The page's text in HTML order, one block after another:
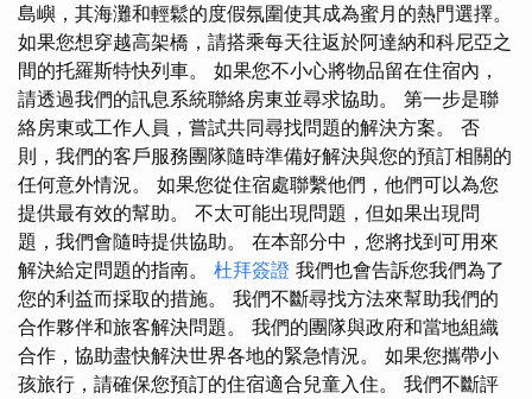
島嶼，其海灘和輕鬆的度假氛圍使其成為蜜月的熱門選擇。
如果您想穿越高架橋，請搭乘每天往返於阿達納和科尼亞之
間的托羅斯特快列車。 如果您不小心將物品留在住宿內，
請透過我們的訊息系統聯絡房東並尋求協助。 第一步是聯
絡房東或工作人員，嘗試共同尋找問題的解決方案。 否
則，我們的客戶服務團隊隨時準備好解決與您的預訂相關的
任何意外情況。 如果您從住宿處聯繫他們，他們可以為您
提供最有效的幫助。 不太可能出現問題，但如果出現問
題，我們會隨時提供協助。 在本部分中，您將找到可用來
解決給定問題的指南。 杜拜簽證 我們也會告訴您我們為了
您的利益而採取的措施。 我們不斷尋找方法來幫助我們的
合作夥伴和旅客解決問題。 我們的團隊與政府和當地組織
合作，協助盡快解決世界各地的緊急情況。 如果您攜帶小
孩旅行，請確保您預訂的住宿適合兒童入住。 我們不斷評